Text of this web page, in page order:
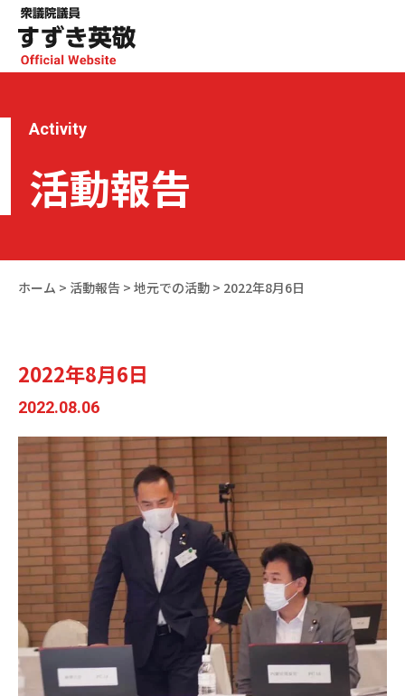
Activity
活動報告
ホーム > 活動報告 > 地元での活動 > 2022年8月6日
2022年8月6日
2022.08.06